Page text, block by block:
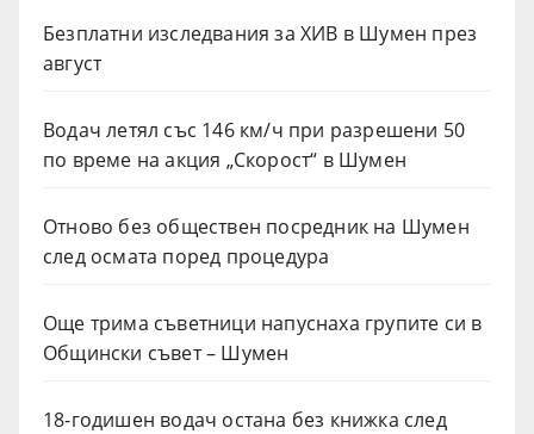
страници
Безплатни изследвания за ХИВ в Шумен през
август
Водач летял със 146 км/ч при разрешени 50
по време на акция „Скорост“ в Шумен
Отново без обществен посредник на Шумен
след осмата поред процедура
Още трима съветници напуснаха групите си в
Общински съвет – Шумен
18-годишен водач остана без книжка след